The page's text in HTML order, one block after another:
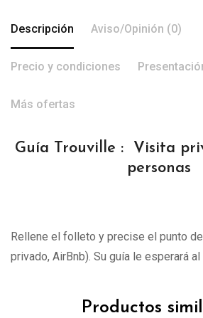
Descripción Aviso/Opinión (0)
Precio y condiciones
Más ofertas
Guía Trouville : Visita
personas
Rellene el folleto y precise el punto
privado, AirBnb). Su guía le esperará
Productos